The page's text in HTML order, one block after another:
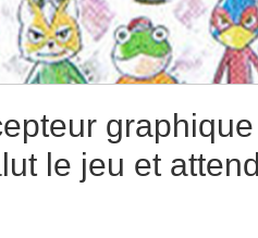
le jeu et